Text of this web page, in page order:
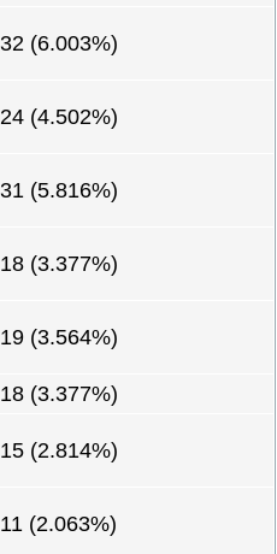
32 (6.003%)
24 (4.502%)
31 (5.816%)
18 (3.377%)
19 (3.564%)
18 (3.377%)
15 (2.814%)
11 (2.063%)